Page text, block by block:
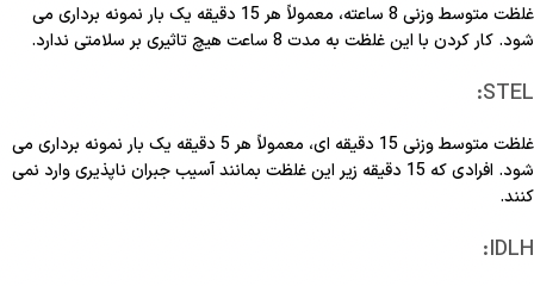
غلظت متوسط وزنی 8 ساعته، معمولاً هر 15 دقیقه یک بار نمونه برداری می
شود. کار کردن با این غلظت به مدت 8 ساعت هیچ تاثیری بر سلامتی ندارد.
STEL:
غلظت متوسط وزنی 15 دقیقه ای، معمولاً هر 5 دقیقه یک بار نمونه برداری می
شود. افرادی که 15 دقیقه زیر این غلظت بمانند آسیب جبران ناپذیری وارد نمی
کنند.
IDLH: